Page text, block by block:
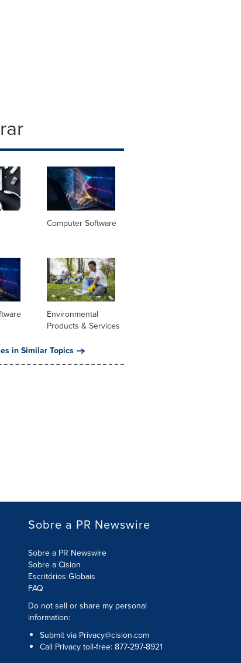
Computer Software
Environmental
Products & Services
in Similar Topics
Sobre a PR Newswire
Sobre a PR Newswire
Sobre a Cision
Escritórios Globais
FAQ
Do not sell or share my personal
information:
Submit via Privacy@cision.com
Call Privacy toll-free: 877-297-8921